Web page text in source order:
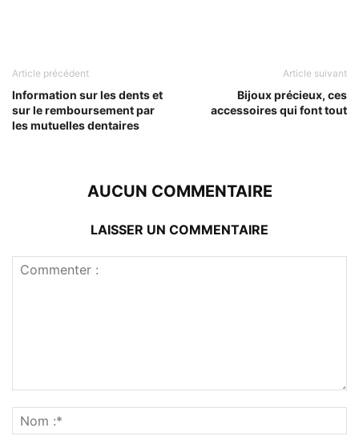
Article précédent
Information sur les dents et
sur le remboursement par
les mutuelles dentaires
Article suivant
Bijoux précieux, ces
accessoires qui font tout
AUCUN COMMENTAIRE
LAISSER UN COMMENTAIRE